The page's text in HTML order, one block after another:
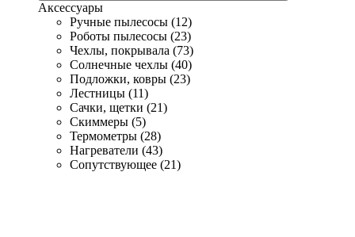
Аксессуары
Ручные пылесосы (12)
Роботы пылесосы (23)
Чехлы, покрывала (73)
Солнечные чехлы (40)
Подложки, ковры (23)
Лестницы (11)
Сачки, щетки (21)
Скиммеры (5)
Термометры (28)
Нагреватели (43)
Сопутствующее (21)